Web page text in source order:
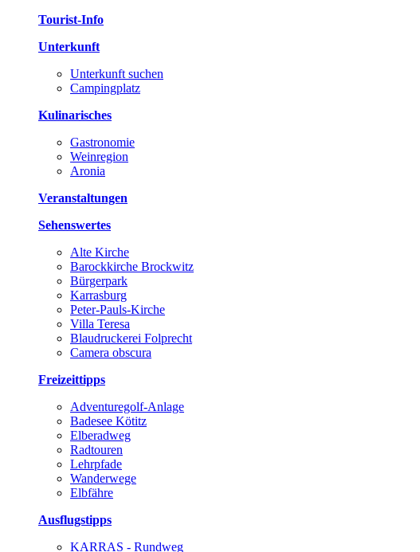
Tourist-Info
Unterkunft
Unterkunft suchen
Campingplatz
Kulinarisches
Gastronomie
Weinregion
Aronia
Veranstaltungen
Sehenswertes
Alte Kirche
Barockkirche Brockwitz
Bürgerpark
Karrasburg
Peter-Pauls-Kirche
Villa Teresa
Blaudruckerei Folprecht
Camera obscura
Freizeittipps
Adventuregolf-Anlage
Badesee Kötitz
Elberadweg
Radtouren
Lehrpfade
Wanderwege
Elbfähre
Ausflugstipps
KARRAS - Rundweg